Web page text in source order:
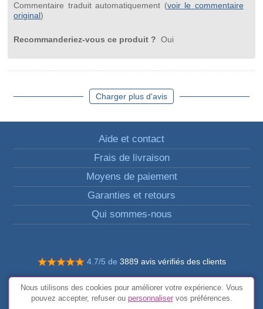
Commentaire traduit automatiquement (voir le commentaire
original)
Recommanderiez-vous ce produit ? Oui
Charger plus d'avis
Aide et contact
Frais de livraison
Moyens de paiement
Garanties et retours
Qui sommes-nous
4.7/5 de 3889 avis vérifiés des clients
© Tous droits réservés FunToCome
Conditions générales
Nous utilisons des cookies pour améliorer votre expérience. Vous
pouvez accepter, refuser ou personnaliservos préférences.